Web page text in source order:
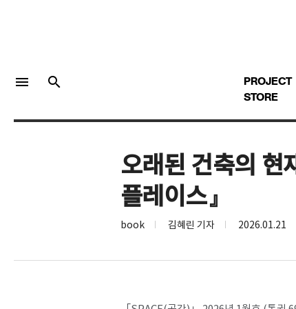
회원가입
Facebook 로그인
Twitter 로그인
Naver 로그인
menu search PROJECT
STORE
오래된 건축의 현
플레이스』
book 김혜린 기자 2026.01.21